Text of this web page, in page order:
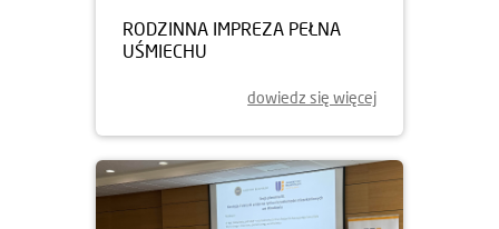
RODZINNA IMPREZA PEŁNA
UŚMIECHU
dowiedz się więcej